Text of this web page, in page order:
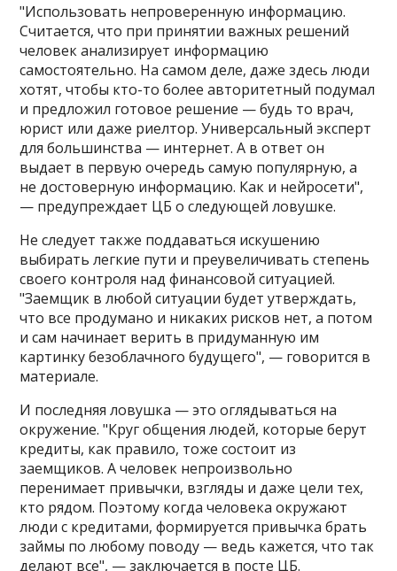
"Использовать непроверенную информацию.
Считается, что при принятии важных решений
человек анализирует информацию
самостоятельно. На самом деле, даже здесь люди
хотят, чтобы кто-то более авторитетный подумал
и предложил готовое решение — будь то врач,
юрист или даже риелтор. Универсальный эксперт
для большинства — интернет. А в ответ он
выдает в первую очередь самую популярную, а
не достоверную информацию. Как и нейросети",
— предупреждает ЦБ о следующей ловушке.
Не следует также поддаваться искушению
выбирать легкие пути и преувеличивать степень
своего контроля над финансовой ситуацией.
"Заемщик в любой ситуации будет утверждать,
что все продумано и никаких рисков нет, а потом
и сам начинает верить в придуманную им
картинку безоблачного будущего", — говорится в
материале.
И последняя ловушка — это оглядываться на
окружение. "Круг общения людей, которые берут
кредиты, как правило, тоже состоит из
заемщиков. А человек непроизвольно
перенимает привычки, взгляды и даже цели тех,
кто рядом. Поэтому когда человека окружают
люди с кредитами, формируется привычка брать
займы по любому поводу — ведь кажется, что так
делают все", — заключается в посте ЦБ.